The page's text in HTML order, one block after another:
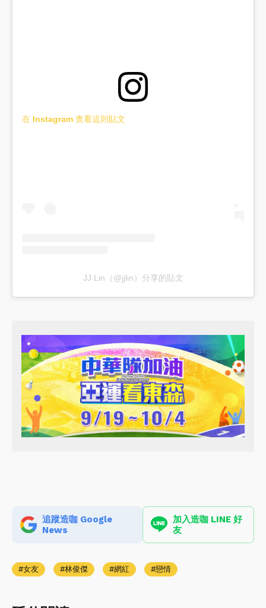
在 Instagram 查看這則貼文
JJ Lin（@jjlin）分享的貼文
追蹤造咖 Google
News
加入造咖 LINE 好
友
女友 林俊傑 網紅 戀情